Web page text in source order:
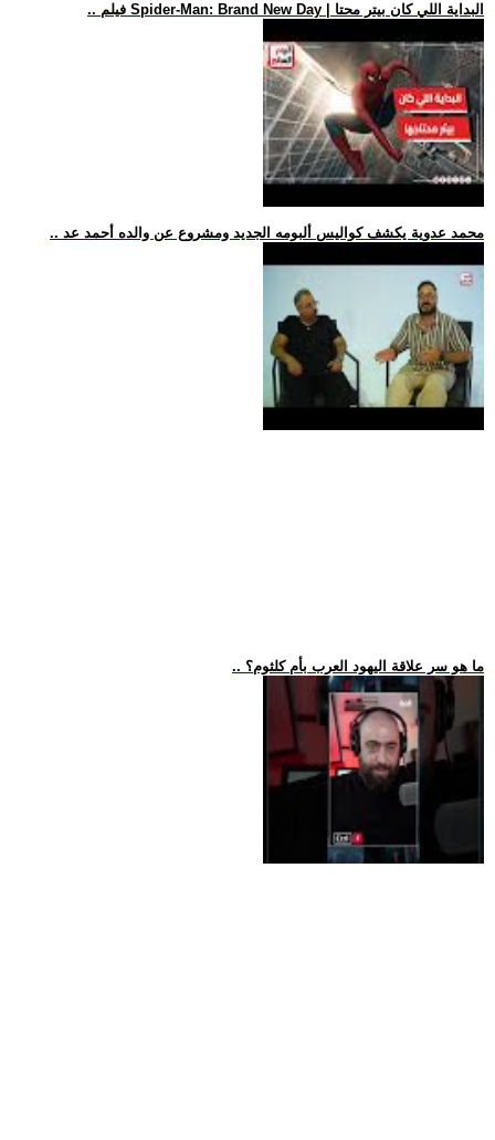
.. فيلم Spider-Man: Brand New Day | البداية اللي كان بيتر محتا
.. محمد عدوية يكشف كواليس ألبومه الجديد ومشروع عن والده أحمد عد
.. ما هو سر علاقة اليهود العرب بأم كلثوم؟